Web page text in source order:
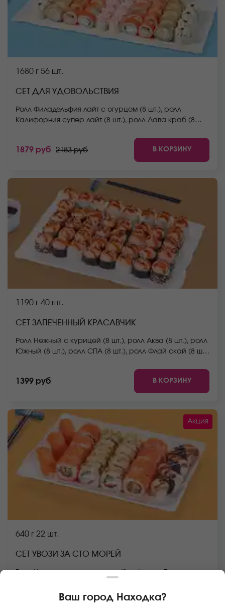
1680 г 56 шт.
СЕТ ДЛЯ УДОВОЛЬСТВИЯ
Ролл Филадельфия лайт с огурцом (8 шт.), ролл
Калифорния супер лайт (8 шт.), ролл Лава краб (8
(8 шт.), ролл Сицилия (8 шт.), ролл Спешл (8 шт.) *Не
забудьте заказать имбирь, васаби и соевый соус.
Они не входят в стоимость заказа. *Внешний вид
1879 руб 2183 руб В КОРЗИНУ
1190 г 40 шт.
СЕТ ЗАПЕЧЕННЫЙ КРАСАВЧИК
Ролл Нежный с курицей (8 шт.), ролл Аква (8 шт.), ролл
Южный (8 шт.), ролл СПА (8 шт.), ролл Флай скай (8 шт.)
соус. Они не входят в стоимость заказа. *Внешний
вид блюда может отличаться от фото на сайте.
1399 руб В КОРЗИНУ
Акция
640 г 22 шт.
СЕТ УВОЗИ ЗА СТО МОРЕЙ
угрем (3 шт.) *Не забудьте заказать имбирь, васаби и
соевый соус. Они не входят в стоимость заказа.
Ваш город Находка?